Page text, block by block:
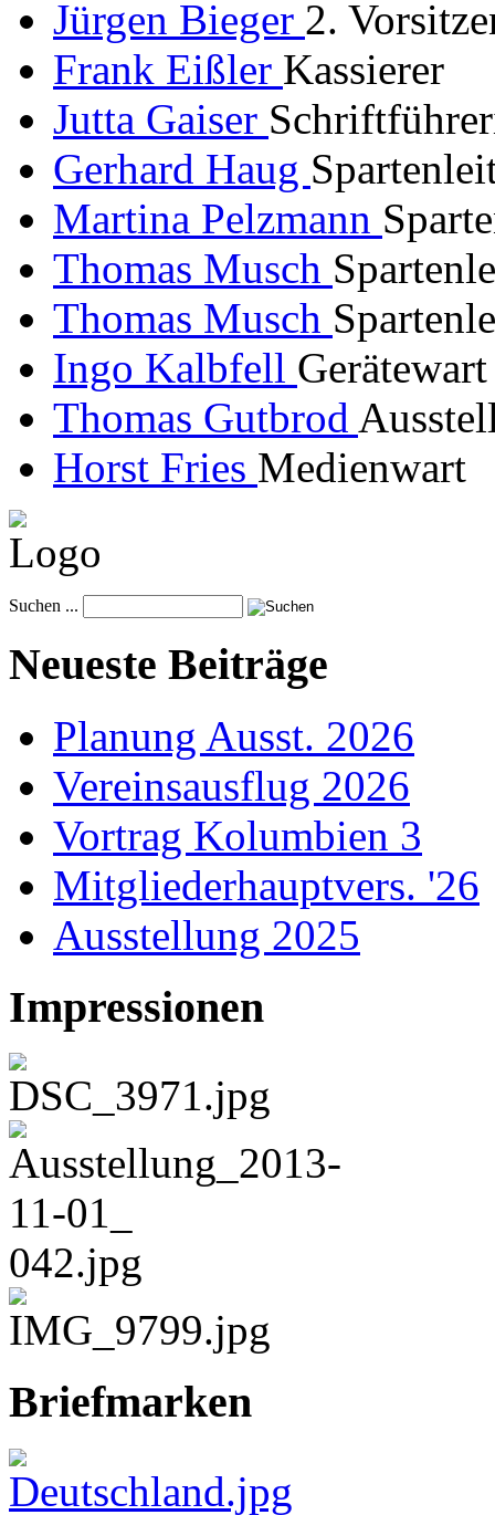
Jürgen Bieger 2.
Frank Eißler Kassierer
Jutta Gaiser
Gerhard Haug
Martina Pelzmann
Thomas Musch
Thomas Musch
Ingo Kalbfell Gerätewart
Thomas Gutbrod
Horst Fries Medienwart
Suchen ...
Neueste Beiträge
Planung Ausst. 2026
Vereinsausflug 2026
Vortrag Kolumbien 3
Mitgliederhauptvers. '26
Ausstellung 2025
Impressionen
Briefmarken